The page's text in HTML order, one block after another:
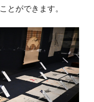
とができます。